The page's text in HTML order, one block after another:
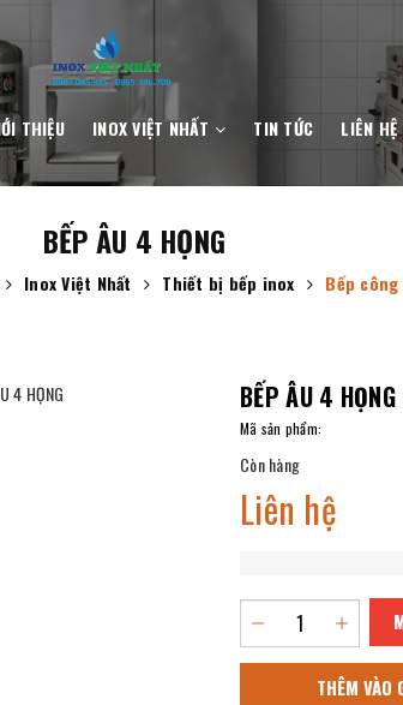
THIỆU INOX VIỆT NHẤT TIN TỨC LIÊN HỆ
BẾP ÂU 4 HỌNG
Inox Việt Nhất Thiết bị bếp inox Bếp
BẾP ÂU 4 HỌNG
Mã sản phẩm:
Còn hàng
Liên hệ
THÊM VÀO